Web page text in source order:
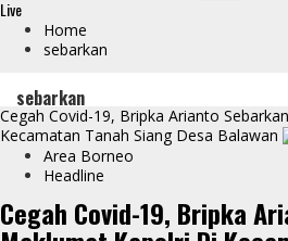
Live
Home
sebarkan
sebarkan
Cegah Covid-19, Bripka Arianto
Kecamatan Tanah Siang Desa Balawan
Area Borneo
Headline
Cegah Covid-19, Bripka